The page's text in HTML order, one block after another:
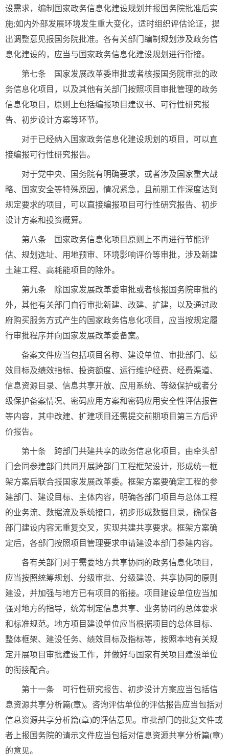
设需求，编制国家政务信息化建设规划并报国务院批准后实
施;如内外部发展环境发生重大变化，适时组织评估论证，提
出调整意见报国务院批准。各有关部门编制规划涉及政务信
息化建设的，应当与国家政务信息化建设规划进行衔接。
第七条 国家发展改革委审批或者核报国务院审批的政
务信息化项目，以及其他有关部门按照项目审批管理的政务
信息化项目，原则上包括编报项目建议书、可行性研究报
告、初步设计方案等环节。
对于已经纳入国家政务信息化建设规划的项目，可以直
接编报可行性研究报告。
对于党中央、国务院有明确要求，或者涉及国家重大战
略、国家安全等特殊原因，情况紧急，且前期工作深度达到
规定要求的项目，可以直接编报项目可行性研究报告、初步
设计方案和投资概算。
第八条 国家政务信息化项目原则上不再进行节能评
估、规划选址、用地预审、环境影响评价等审批，涉及新建
土建工程、高耗能项目的除外。
第九条 除国家发展改革委审批或者核报国务院审批的
外，其他有关部门自行审批新建、改建、扩建，以及通过政
府购买服务方式产生的国家政务信息化项目，应当按规定履
行审批程序并向国家发展改革委备案。
备案文件应当包括项目名称、建设单位、审批部门、绩
效目标及绩效指标、投资额度、运行维护经费、经费渠道、
信息资源目录、信息共享开放、应用系统、等级保护或者分
级保护备案情况、密码应用方案和密码应用安全性评估报告
等内容，其中改建、扩建项目还需提交前期项目第三方后评
价报告。
第十条 跨部门共建共享的政务信息化项目，由牵头部
门会同参建部门共同开展跨部门工程框架设计，形成统一框
架方案后联合报国家发展改革委。框架方案要确定工程的参
建部门、建设目标、主体内容，明确各部门项目与总体工程
的业务流、数据流及系统接口，初步形成数据目录，确保各
部门建设内容无重复交叉，实现共建共享要求。框架方案确
定后，各部门按照项目管理要求申请建设本部门参建内容。
各有关部门对于需要地方共享协同的政务信息化项目，
应当按照统筹规划、分级审批、分级建设、共享协同的原则
建设，并加强与地方已有项目的衔接。项目建设单位应当加
强对地方的指导，统筹制定信息共享、业务协同的总体要求
和标准规范。地方项目建设单位应当根据项目的总体目标、
整体框架、建设任务、绩效目标及指标等，按照本地有关规
定开展项目审批建设工作，并做好与国家有关项目建设单位
的衔接配合。
第十一条 可行性研究报告、初步设计方案应当包括信
息资源共享分析篇(章)。咨询评估单位的评估报告应当包括对
信息资源共享分析篇(章)的评估意见。审批部门的批复文件或
者上报国务院的请示文件应当包括对信息资源共享分析篇(章)
的意见。